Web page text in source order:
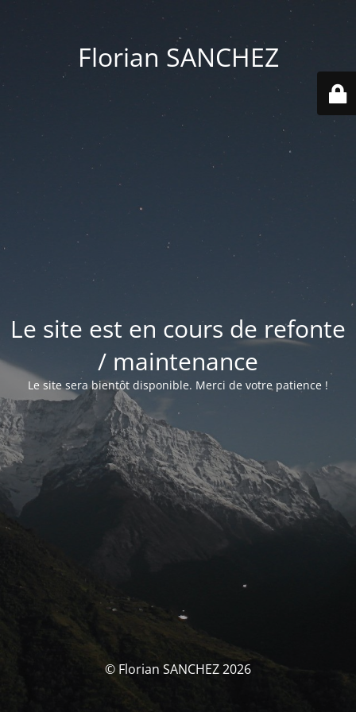
Florian SANCHEZ
Le site est en cours de refonte
/ maintenance
Le site sera bientôt disponible. Merci de votre patience !
© Florian SANCHEZ 2026